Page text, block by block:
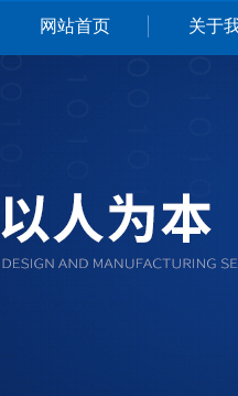
网站首页 关于